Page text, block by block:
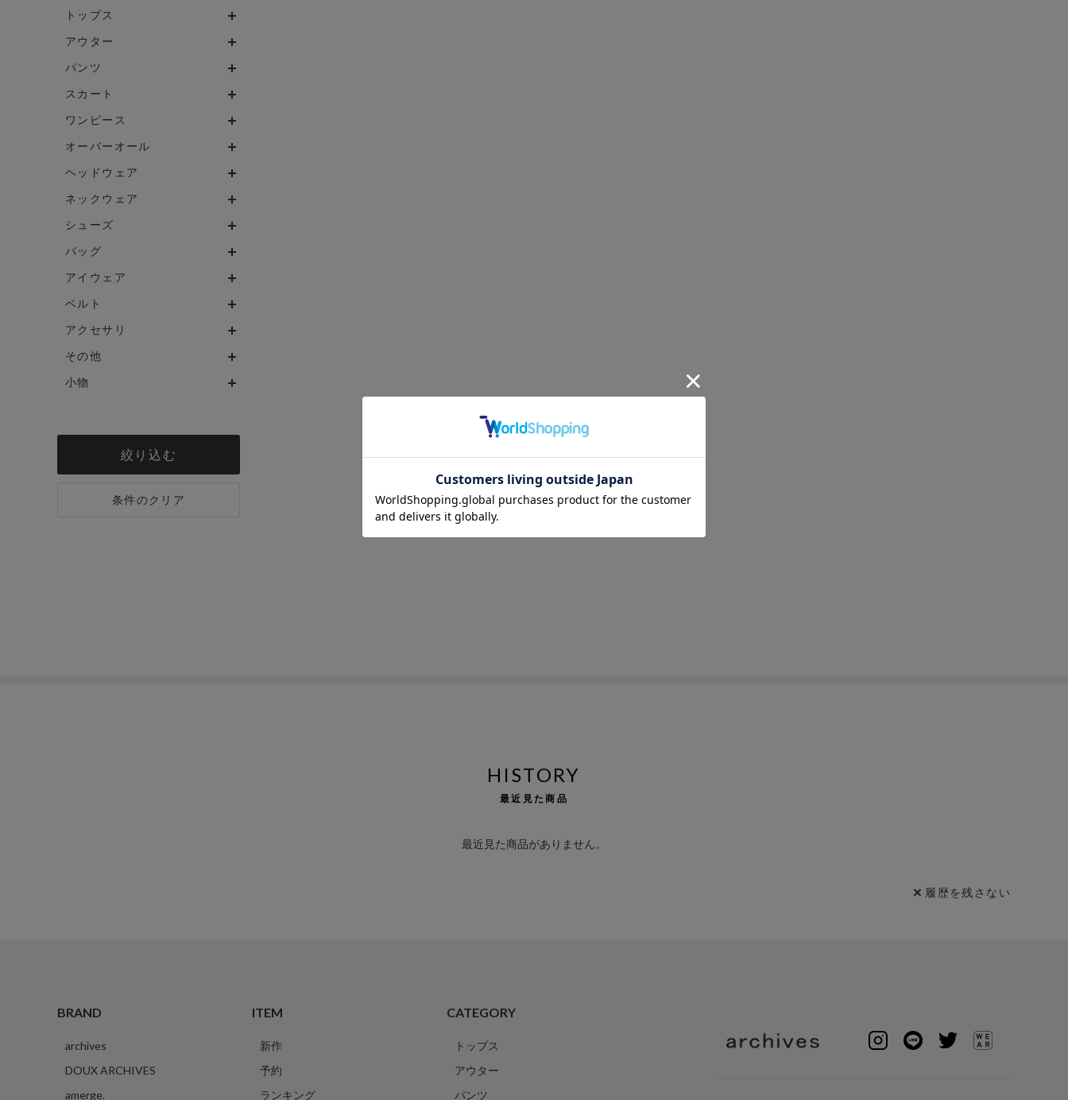
トップス
アウター
パンツ
スカート
ワンピース
オーバーオール
ヘッドウェア
ネックウェア
シューズ
バッグ
アイウェア
ベルト
アクセサリ
その他
小物
絞り込む
条件のクリア
HISTORY
最近見た商品
最近見た商品がありません。
履歴を残さない
BRAND
archives
DOUX ARCHIVES
amerge.
ITEM
新作
予約
ランキング
CATEGORY
トップス
アウター
パンツ